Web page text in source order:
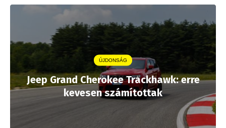
ÚJDONSÁG
Jeep Grand Cherokee Trackhawk: erre
kevesen számítottak